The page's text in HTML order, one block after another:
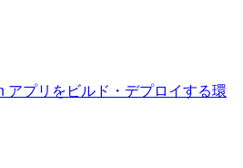
アプリをビルド・デプロイする環